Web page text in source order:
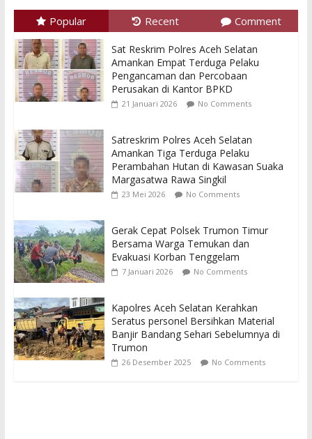
Popular Recent Comment
Sat Reskrim Polres Aceh Selatan
Amankan Empat Terduga Pelaku
Pengancaman dan Percobaan
Perusakan di Kantor BPKD
21 Januari 2026 No Comments
Satreskrim Polres Aceh Selatan
Amankan Tiga Terduga Pelaku
Perambahan Hutan di Kawasan Suaka
Margasatwa Rawa Singkil
23 Mei 2026 No Comments
Gerak Cepat Polsek Trumon Timur
Bersama Warga Temukan dan
Evakuasi Korban Tenggelam
7 Januari 2026 No Comments
Kapolres Aceh Selatan Kerahkan
Seratus personel Bersihkan Material
Banjir Bandang Sehari Sebelumnya di
Trumon
26 Desember 2025 No Comments